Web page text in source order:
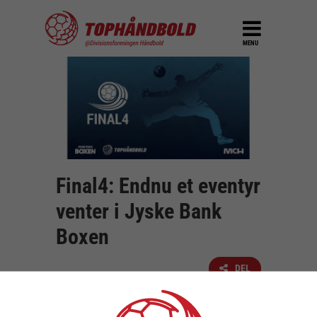
MENU
Final4: Endnu et eventyr
venter i Jyske Bank
Boxen
DEL
Jyske Bank Boxen rimer på elitehåndbold –